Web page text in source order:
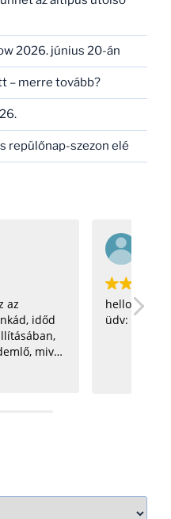
2026. június 20-án
– merre tovább?
repülőnap-szezon elé
=) csillagosötös:D